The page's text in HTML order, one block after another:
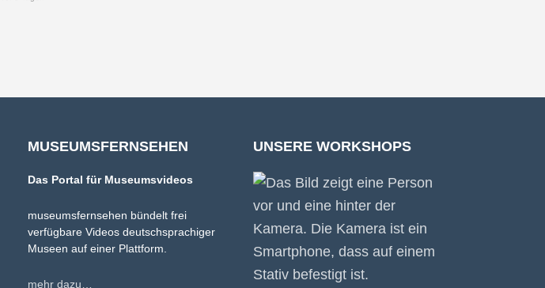
MUSEUMSFERNSEHEN
Das Portal für Museumsvideos
museumsfernsehen bündelt frei
verfügbare Videos deutschsprachiger
Museen auf einer Plattform.
mehr dazu…
UNSERE WORKSHOPS